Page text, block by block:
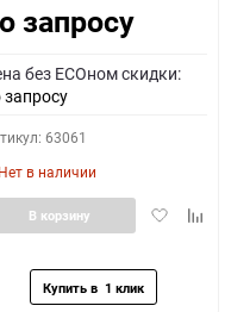
запросу
без ECOном скидки:
запросу
63061
Нет в наличии
Добавить
В корзину